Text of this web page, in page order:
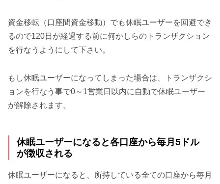
資金移転（口座間資金移動）でも休眠ユーザーを回避でき
るので120日が経過する前に何かしらのトランザクション
を行なうようにして下さい。
もし休眠ユーザーになってしまった場合は、トランザクシ
ョンを行なう事で0～1営業日以内に自動で休眠ユーザー
が解除されます。
休眠ユーザーになると各口座から毎月5ドル
が徴収される
休眠ユーザーになると、所持している全ての口座から毎月